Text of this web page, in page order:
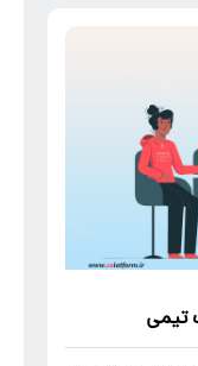
تیمی